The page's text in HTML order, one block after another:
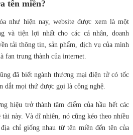
tên miền?
như hiện nay, website được xem là một
và tiện lợi nhất cho các cá nhân, doanh
tải thông tin, sản phẩm, dịch vụ của mình
fan trung thành của internet.
đã biết ngành thương mại điện tử có tốc
dắt mọi thứ được gọi là công nghệ.
hiệu trở thành tâm điểm của hầu hết các
tài này. Và dĩ nhiên, nó cũng kéo theo nhiều
chỉ giống nhau từ tên miền đến tên của